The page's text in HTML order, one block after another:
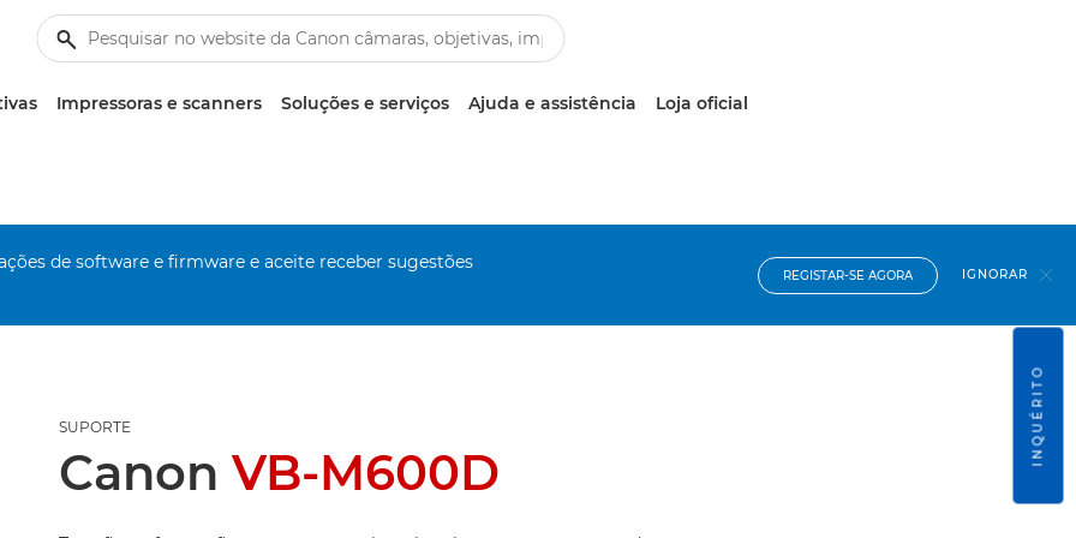
Impressoras e scanners Soluções e serviços Ajuda e assistência Loja oficial
de software e firmware e aceite receber sugestões
REGISTAR-SE AGORA IGNORAR
SUPORTE
Canon VB-M600D
INQUÉRITO